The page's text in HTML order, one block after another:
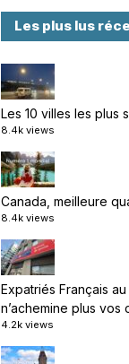
Les plus lus
Les 10 villes les plus
8.4k views
Canada, meilleure
8.4k views
Expatriés Français
n’achemine plus vos
4.2k views